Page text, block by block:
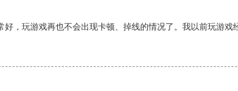
，玩游戏再也不会出现卡顿、掉线的情况了。我以前玩游戏